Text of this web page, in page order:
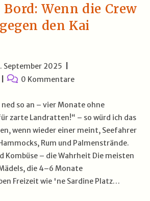
Wenn die Crew
den Kai
September 2025
Beitrags-
0 Kommentare
ned so an – vier Monate ohne
zarte Landratten!“ – so würd ich das
wenn wieder einer meint, Seefahrer
Rum und Palmenstrände.
Kombüse – die Wahrheit Die meisten
die 4–6 Monate
Freizeit wie 'ne Sardine Platz…